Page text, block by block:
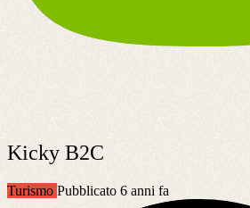
Kicky B2C
Turismo Pubblicato 6 anni fa